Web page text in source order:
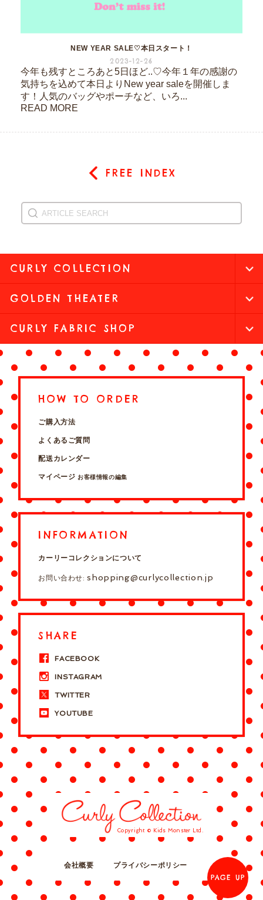
NEW YEAR SALE♡本日スタート！
2023-12-26
今年も残すところあと5日ほど..♡今年１年の感謝の
気持ちを込めて本日よりNew year saleを開催しま
す！人気のバッグやポーチなど、いろ...
READ MORE
FREE INDEX
CURLY COLLECTION
GOLDEN THEATER
CURLY FABRIC SHOP
HOW TO ORDER
ご購入方法
よくあるご質問
配送カレンダー
マイページ お客様情報の編集
INFORMATION
カーリーコレクションについて
お問い合わせ:shopping@curlycollection.jp
SHARE
FACEBOOK
INSTAGRAM
TWITTER
YOUTUBE
Copyright © Kids Monster Ltd.
会社概要
プライバシーポリシー
PAGE UP